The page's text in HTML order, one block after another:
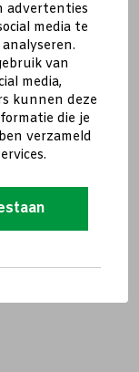
advertenties
media te
van
media,
kunnen deze
die je
verzameld